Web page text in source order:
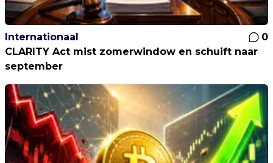
Internationaal
0
CLARITY Act mist zomerwindow en schuift naar
september